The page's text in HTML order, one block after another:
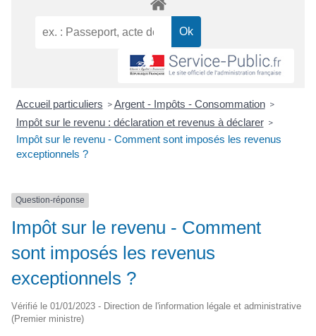
Accueil particuliers > Argent - Impôts - Consommation >
Impôt sur le revenu : déclaration et revenus à déclarer >
Impôt sur le revenu - Comment sont imposés les revenus
exceptionnels ?
Question-réponse
Impôt sur le revenu - Comment
sont imposés les revenus
exceptionnels ?
Vérifié le 01/01/2023 - Direction de l'information légale et administrative
(Premier ministre)